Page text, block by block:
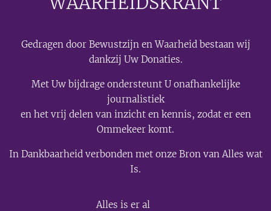
Gedragen door Bewustzijn en Waarheid bestaan wij
dankzij Uw Donaties.
Met Uw bijdrage ondersteunt U onafhankelijke
journalistiek
en het vrij delen van inzicht en kennis, zodat er een
Ommekeer komt.
In Dankbaarheid verbonden met onze Bron van Alles wat
Is.
Alles is er al